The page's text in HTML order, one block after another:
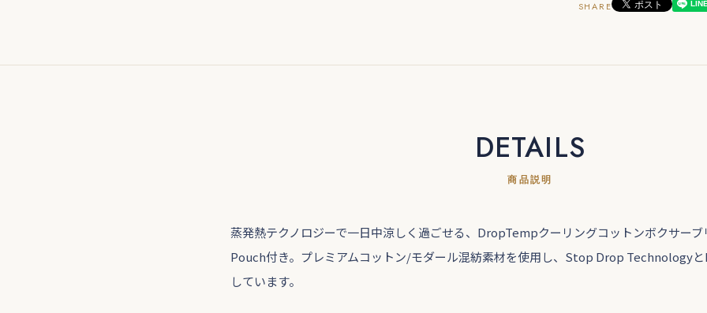
SHARE
DETAILS
商品説明
蒸発熱テクノロジーで一日中涼しく過ごせる、DropTempクーリングコットンボクサー
Pouch付き。プレミアムコットン/モダール混紡素材を使用し、Stop Drop Technology
しています。